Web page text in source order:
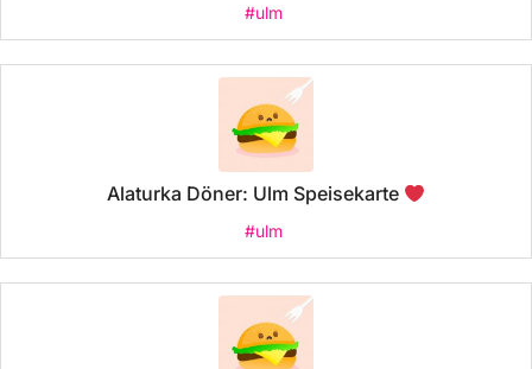
#ulm
Alaturka Döner: Ulm Speisekarte
#ulm